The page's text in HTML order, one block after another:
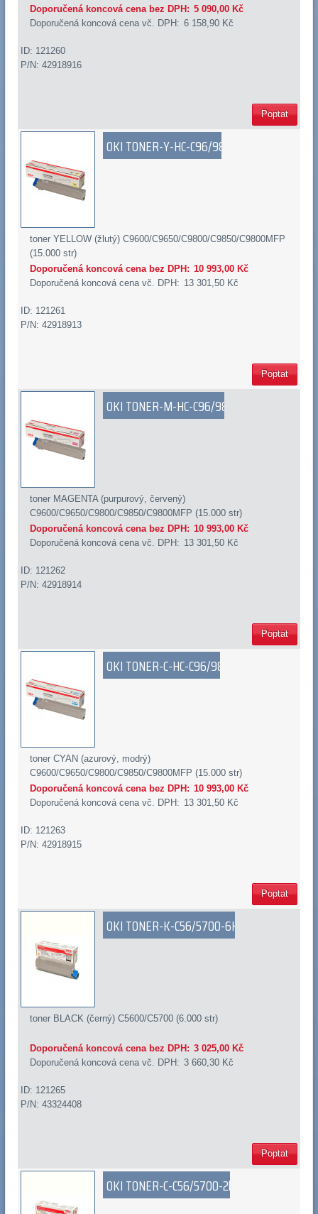
Doporučená koncová cena bez DPH: 5 090,00 Kč
Doporučená koncová cena vč. DPH: 6 158,90 Kč
ID: 121260
P/N: 42918916
Poptat
OKI TONER-Y-HC-C96/98
toner YELLOW (žlutý) C9600/C9650/C9800/C9850/C9800MFP
(15.000 str)
Doporučená koncová cena bez DPH: 10 993,00 Kč
Doporučená koncová cena vč. DPH: 13 301,50 Kč
ID: 121261
P/N: 42918913
Poptat
OKI TONER-M-HC-C96/98
toner MAGENTA (purpurový, červený)
C9600/C9650/C9800/C9850/C9800MFP (15.000 str)
Doporučená koncová cena bez DPH: 10 993,00 Kč
Doporučená koncová cena vč. DPH: 13 301,50 Kč
ID: 121262
P/N: 42918914
Poptat
OKI TONER-C-HC-C96/98
toner CYAN (azurový, modrý)
C9600/C9650/C9800/C9850/C9800MFP (15.000 str)
Doporučená koncová cena bez DPH: 10 993,00 Kč
Doporučená koncová cena vč. DPH: 13 301,50 Kč
ID: 121263
P/N: 42918915
Poptat
OKI TONER-K-C56/5700-6K
toner BLACK (černý) C5600/C5700 (6.000 str)
Doporučená koncová cena bez DPH: 3 025,00 Kč
Doporučená koncová cena vč. DPH: 3 660,30 Kč
ID: 121265
P/N: 43324408
Poptat
OKI TONER-C-C56/5700-2k